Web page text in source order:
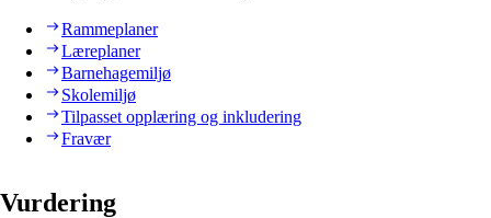
Rammeplaner
Læreplaner
Barnehagemiljø
Skolemiljø
Tilpasset opplæring og inkludering
Fravær
Vurdering